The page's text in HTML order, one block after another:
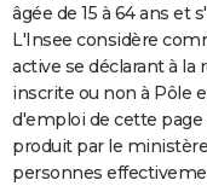
âgée de 15 à 64 ans et
L'Insee considère
active se déclarant à
inscrite ou non à Pôle
d'emploi de cette
produit par le
personnes